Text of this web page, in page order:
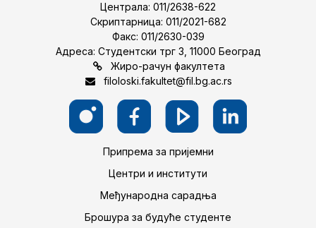
Централа: 011/2638-622
Скриптарница: 011/2021-682
Факс: 011/2630-039
Адреса: Студентски трг 3, 11000 Београд
Жиро-рачун факултета
filoloski.fakultet@fil.bg.ac.rs
Припрема за пријемни
Центри и институти
Међународна сарадња
Брошура за будуће студенте